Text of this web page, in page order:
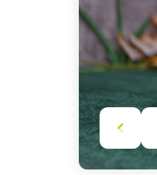
Önceki
içeriği
göster